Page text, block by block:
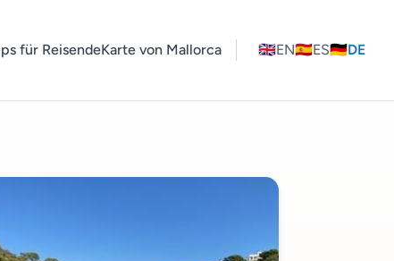
für ReisendeKarte von Mallorca 🇬🇧EN🇪🇸ES🇩🇪DE